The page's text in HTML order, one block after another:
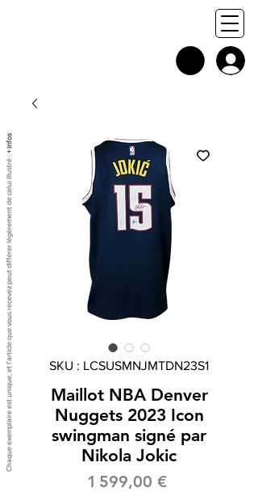
SKU : LCSUSMNJMTDN23S1
Maillot NBA Denver
Nuggets 2023 Icon
swingman signé par
Nikola Jokic
1 599,00 €Prix
Chaque exemplaire est unique, et l'article que vous recevez peut différer légèrement de celui illustré :
+ infos